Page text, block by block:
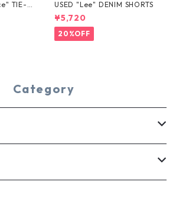
TIE-D
USED "Lee" DENIM SHORTS
¥5,720
20%OFF
Category